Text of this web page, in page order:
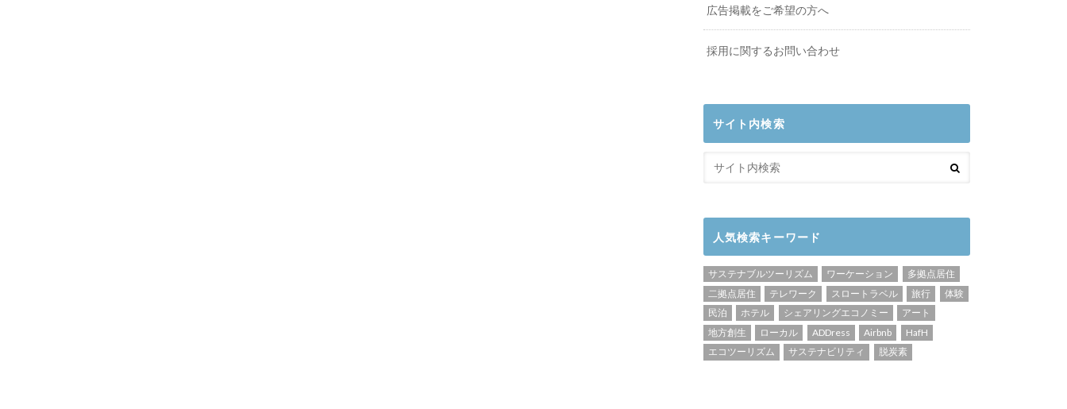
広告掲載をご希望の方へ
採用に関するお問い合わせ
サイト内検索
人気検索キーワード
サステナブルツーリズム ワーケーション
多拠点居住
二拠点居住
テレワーク スロートラベル 旅行
体験
民泊
ホテル シェアリングエコノミー
アート
地方創生
ローカル ADDress Airbnb
HafH
エコツーリズム
サステナビリティ 脱炭素